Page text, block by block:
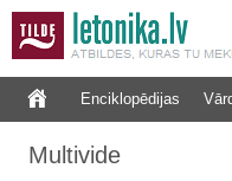
Enciklopēdijas
Multivide